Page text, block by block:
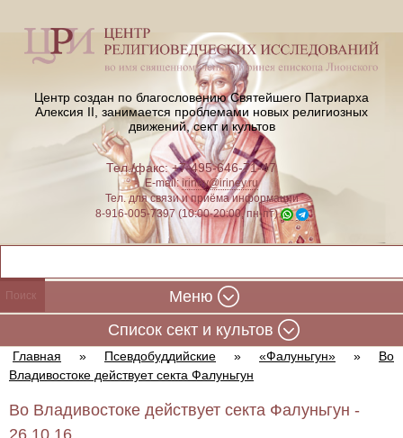
Центр создан по благословению Святейшего Патриарха
Алексия II, занимается проблемами новых религиозных
движений, сект и культов
Тел./факс: +7-495-646-71-47
E-mail:iriney@iriney.ru
Тел. для связи и приёма информации
8-916-005-7397 (10:00-20:00, пн-пт)
Меню
Cписок сект и культов
Главная » Псевдобуддийские » «Фалуньгун» »
Во
Владивостоке действует секта Фалуньгун
Во Владивостоке действует секта Фалуньгун -